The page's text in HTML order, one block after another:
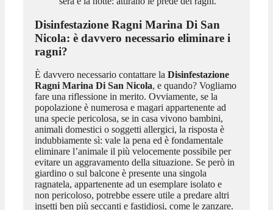
Disinfestazione Ragni Marina Di San
Nicola: è davvero necessario eliminare i
ragni?
È davvero necessario contattare la Disinfestazione
Ragni Marina Di San Nicola, e quando? Vogliamo
fare una riflessione in merito. Ovviamente, se la
popolazione è numerosa e magari appartenente ad
una specie pericolosa, se in casa vivono bambini,
animali domestici o soggetti allergici, la risposta è
indubbiamente sì: vale la pena ed è fondamentale
eliminare l’animale il più velocemente possibile per
evitare un aggravamento della situazione. Se però in
giardino o sul balcone è presente una singola
ragnatela, appartenente ad un esemplare isolato e
non pericoloso, potrebbe essere utile a predare altri
insetti ben più seccanti e fastidiosi, come le zanzare.